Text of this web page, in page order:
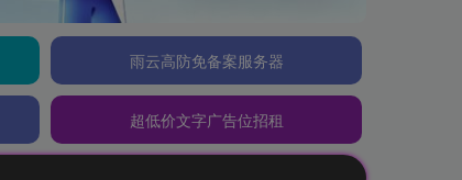
雨云高防免备案服务器
超低价文字广告位招租